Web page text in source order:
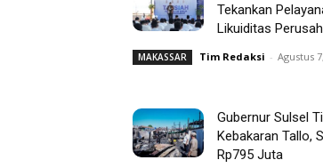
Tekankan
Likuiditas
MAKASSAR Tim Redaksi - Agustus
Gubernur Sulsel
Kebakaran Tallo,
Rp795 Juta